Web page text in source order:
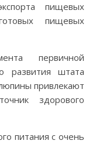
пищевых
пищевых
первичной
развития штата
привлекают
здорового
питания с очень